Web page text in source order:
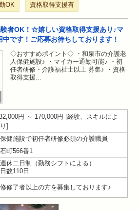
OK 資格取得支援有
者OK！☆嬉しい資格取得支援あり♪マ
です！ご応募お待ちしております！
◇おすすめポイント◇ ・和泉市の介護老
人保健施設♪ ・マイカー通勤可能♪ ・初
任者研修・介護福祉士以上 募集♪ ・資格
取得支援
円 ～ 170,000円
経験、スキルによ
健施設で初任者研修必須の介護職員
町566番1
休二日制（勤務シフトによる）
数110日
修了者以上の方を募集しております♪